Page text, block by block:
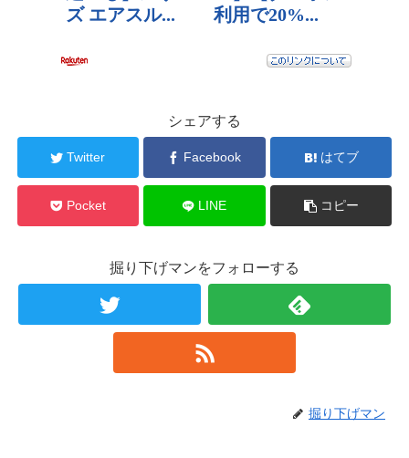
シェアする
Twitter Facebook はてブ
Pocket LINE コピー
掘り下げマンをフォローする
掘り下げマン